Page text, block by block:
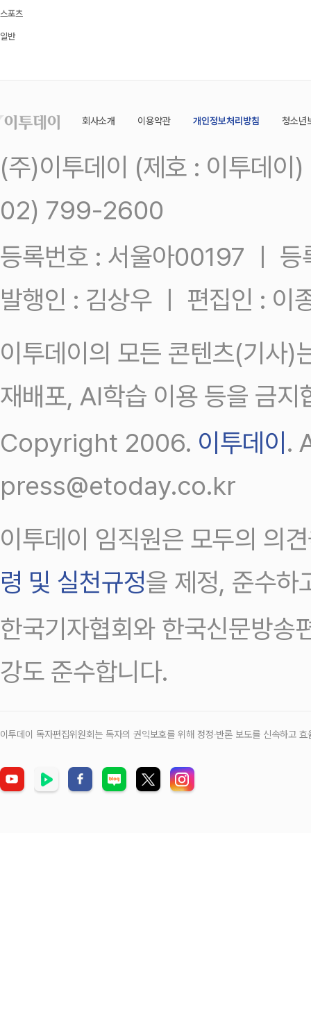
스포츠
일반
회사소개 이용약관 개인정보처리방침 청소년
(주)이투데이 (제호 : 이투데
02) 799-2600
등록번호 : 서울아00197 ㅣ
발행인 : 김상우 ㅣ 편집인 : 이
이투데이의 모든 콘텐츠(기사)
재배포, AI학습 이용 등을 금지
Copyright 2006. 이투데이 .
press@etoday.co.kr
이투데이 임직원은 모두의 의
령 및 실천규정을 제정, 준수하
한국기자협회와 한국신문방송
강도 준수합니다.
이투데이 독자편집위원회는 독자의 권익보호를 위해 정정‧반론 보도를 신속하고